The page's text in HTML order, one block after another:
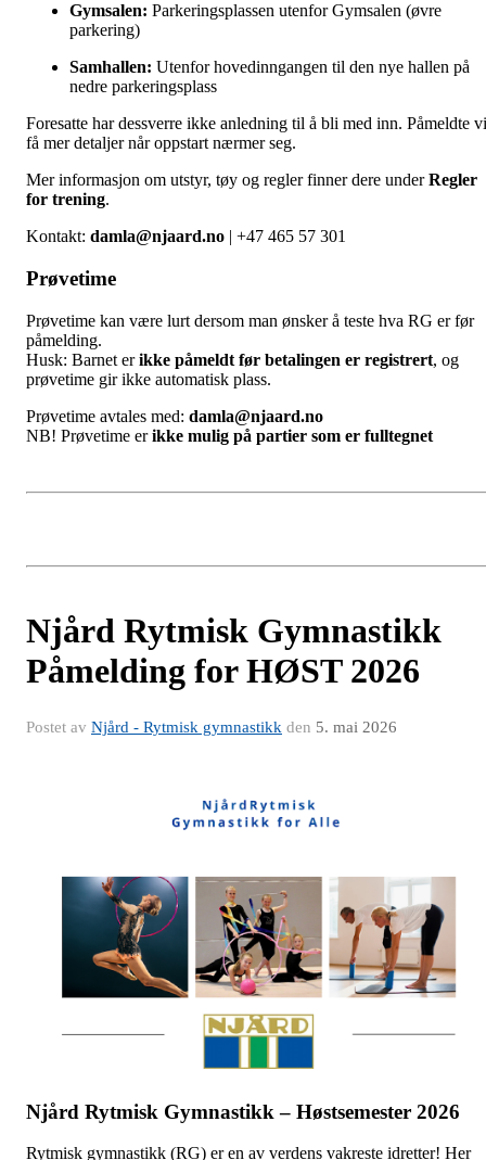
Gymsalen: Parkeringsplassen utenfor Gymsalen (øvre
parkering)
Samhallen: Utenfor hovedinngangen til den nye hallen på
nedre parkeringsplass
Foresatte har dessverre ikke anledning til å bli med inn. Påmeldte
få mer detaljer når oppstart nærmer seg.
Mer informasjon om utstyr, tøy og regler finner dere underRegler
for trening.
Kontakt: damla@njaard.no | +47 465 57 301
Prøvetime
Prøvetime kan være lurt dersom man ønsker å teste hva RG er før
påmelding.
Husk: Barnet erikke påmeldt før betalingen er registrert, og
prøvetime gir ikke automatisk plass.
Prøvetime avtales med: damla@njaard.no
NB! Prøvetime erikke mulig på partier som er fulltegnet
Njård Rytmisk Gymnastikk
Påmelding for HØST 2026
Postet av Njård - Rytmisk gymnastikk den 5. mai 2026
Njård Rytmisk Gymnastikk – Høstsemester 2026
Rytmisk gymnastikk (RG) er en av verdens vakreste idretter! Her